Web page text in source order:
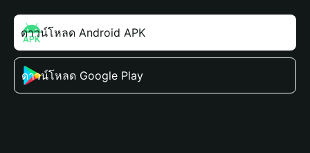
ดาวน์โหลด Android APK
ดาวน์โหลด Google Play